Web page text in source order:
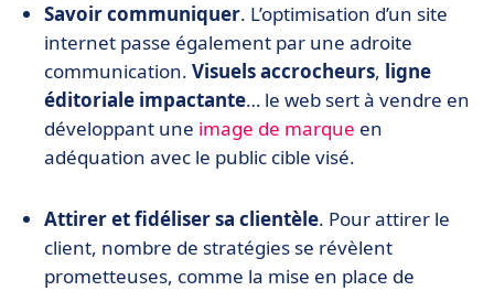
Savoir communiquer. L’optimisation d’un site
internet passe également par une adroite
communication. Visuels accrocheurs, ligne
éditoriale impactante… le web sert à vendre en
développant une image de marque en
adéquation avec le public cible visé.
Attirer et fidéliser sa clientèle. Pour attirer le
client, nombre de stratégies se révèlent
prometteuses, comme la mise en place de